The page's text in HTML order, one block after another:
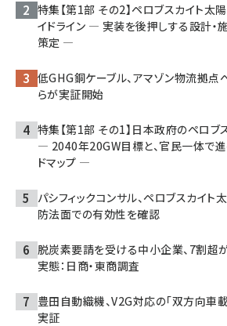
特集【第1部 その2】ペロブスカイト太
イドライン ― 実装を後押しする設計・
策定 ―
低GHG銅ケーブル、アマゾン物流拠点
らが実証開始
特集【第1部 その1】日本政府のペロブ
― 2040年20GW目標と、官民一体で
ドマップ ―
パシフィックコンサル、ペロブスカイ
防法面での有効性を確認
脱炭素要請を受ける中小企業、7割超
実態：日商・東商調査
豊田自動織機、V2G対応の「双方向車
実証